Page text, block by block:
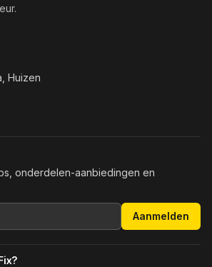
Huizen
onderdelen-aanbiedingen en
Aanmelden